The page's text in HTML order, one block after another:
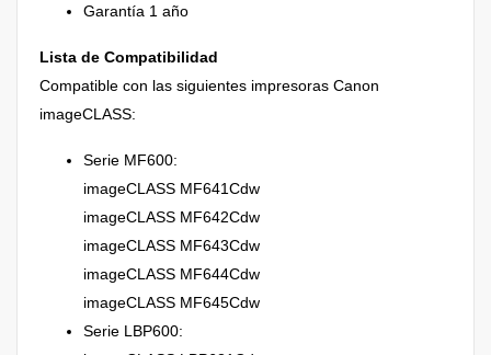
Garantía 1 año
Lista de Compatibilidad
Compatible con las siguientes impresoras Canon
imageCLASS:
Serie MF600:
imageCLASS MF641Cdw
imageCLASS MF642Cdw
imageCLASS MF643Cdw
imageCLASS MF644Cdw
imageCLASS MF645Cdw
Serie LBP600: